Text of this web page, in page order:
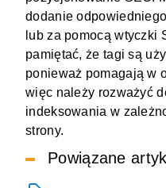
dodanie
lub za pomocą wtyczki
pamiętać, że tagi są
ponieważ pomagają w
więc należy rozważyć
indeksowania w
strony.
Powiązane